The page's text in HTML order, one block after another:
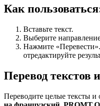
Как
Вставьте текст.
Выберите
Нажмите
отредактируйте
Перевод текстов
Переводите целые тексты и